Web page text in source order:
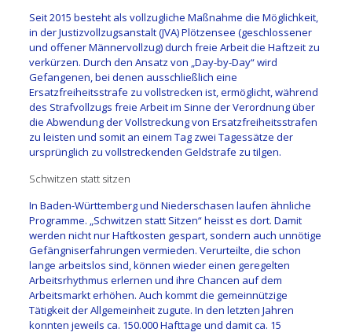
Seit 2015 besteht als vollzugliche Maßnahme die Möglichkeit,
in der Justizvollzugsanstalt (JVA) Plötzensee (geschlossener
und offener Männervollzug) durch freie Arbeit die Haftzeit zu
verkürzen. Durch den Ansatz von „Day-by-Day“ wird
Gefangenen, bei denen ausschließlich eine
Ersatzfreiheitsstrafe zu vollstrecken ist, ermöglicht, während
des Strafvollzugs freie Arbeit im Sinne der Verordnung über
die Abwendung der Vollstreckung von Ersatzfreiheitsstrafen
zu leisten und somit an einem Tag zwei Tagessätze der
ursprünglich zu vollstreckenden Geldstrafe zu tilgen.
Schwitzen statt sitzen
In Baden-Württemberg und Niederschasen laufen ähnliche
Programme. „Schwitzen statt Sitzen“ heisst es dort. Damit
werden nicht nur Haftkosten gespart, sondern auch unnötige
Gefängniserfahrungen vermieden. Verurteilte, die schon
lange arbeitslos sind, können wieder einen geregelten
Arbeitsrhythmus erlernen und ihre Chancen auf dem
Arbeitsmarkt erhöhen. Auch kommt die gemeinnützige
Tätigkeit der Allgemeinheit zugute. In den letzten Jahren
konnten jeweils ca. 150.000 Hafttage und damit ca. 15